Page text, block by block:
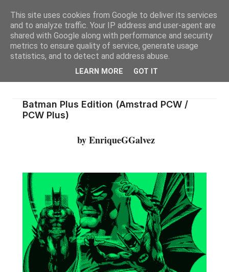
Batman Plus Edition (Amstrad PCW /
PCW Plus)
by EnriqueGGalvez
This site uses cookies from Google to deliver its services
and to analyze traffic. Your IP address and user-agent are
shared with Google along with performance and security
metrics to ensure quality of service, generate usage
statistics, and to detect and address abuse.
LEARN MORE GOT IT